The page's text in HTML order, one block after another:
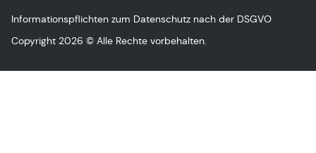
Informationspflichten zum Datenschutz nach der DSGVO
Copyright 2026 © Alle Rechte vorbehalten.